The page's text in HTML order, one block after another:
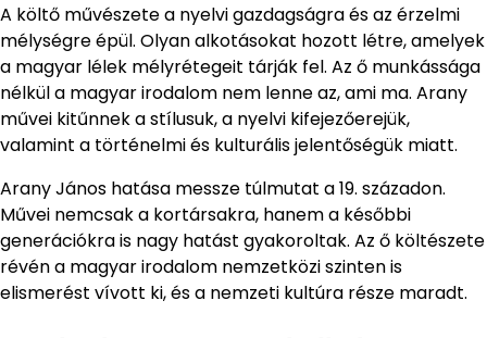
A költő művészete a nyelvi gazdagságra és az érzelmi
mélységre épül. Olyan alkotásokat hozott létre, amelyek
a magyar lélek mélyrétegeit tárják fel. Az ő munkássága
nélkül a magyar irodalom nem lenne az, ami ma. Arany
művei kitűnnek a stílusuk, a nyelvi kifejezőerejük,
valamint a történelmi és kulturális jelentőségük miatt.
Arany János hatása messze túlmutat a 19. századon.
Művei nemcsak a kortársakra, hanem a későbbi
generációkra is nagy hatást gyakoroltak. Az ő költészete
révén a magyar irodalom nemzetközi szinten is
elismerést vívott ki, és a nemzeti kultúra része maradt.